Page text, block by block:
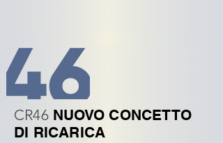
CR46 NUOVO CONCETTO
DI RICARICA